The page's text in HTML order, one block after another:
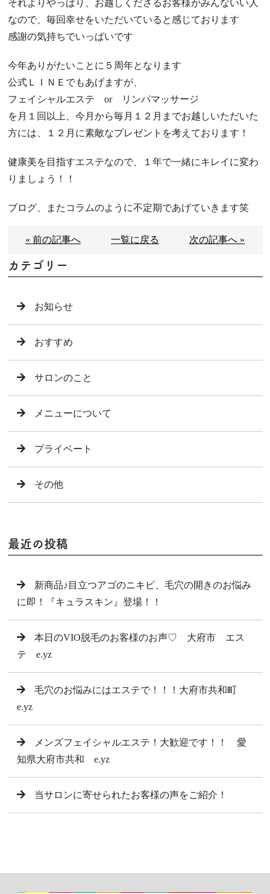
それよりやっぱり、お越しくださるお客様がみんないい人
なので、毎回幸せをいただいていると感じております
感謝の気持ちでいっぱいです
今年ありがたいことに５周年となります
公式ＬＩＮＥでもあげますが、
フェイシャルエステ or リンパマッサージ
を月１回以上、今月から毎月１２月までお越しいただいた
方には、１２月に素敵なプレゼントを考えております！
健康美を目指すエステなので、１年で一緒にキレイに変わ
りましょう！！
ブログ、またコラムのように不定期であげていきます笑
« 前の記事へ 一覧に戻る 次の記事へ »
カテゴリー
お知らせ
おすすめ
サロンのこと
メニューについて
プライベート
その他
最近の投稿
新商品♪目立つアゴのニキビ、毛穴の開きのお悩み
に即！『キュラスキン』登場！！
本日のVIO脱毛のお客様のお声♡ 大府市 エス
テ e.yz
毛穴のお悩みにはエステで！！！大府市共和町
e.yz
メンズフェイシャルエステ！大歓迎です！！ 愛
知県大府市共和 e.yz
当サロンに寄せられたお客様の声をご紹介！